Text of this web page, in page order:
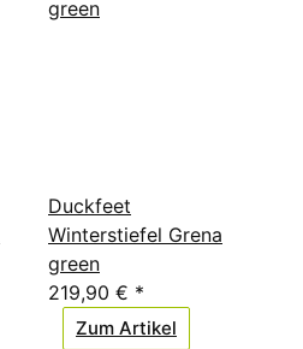
Duckfeet
Winterstiefel Grena
green
219,90 € *
Zum Artikel